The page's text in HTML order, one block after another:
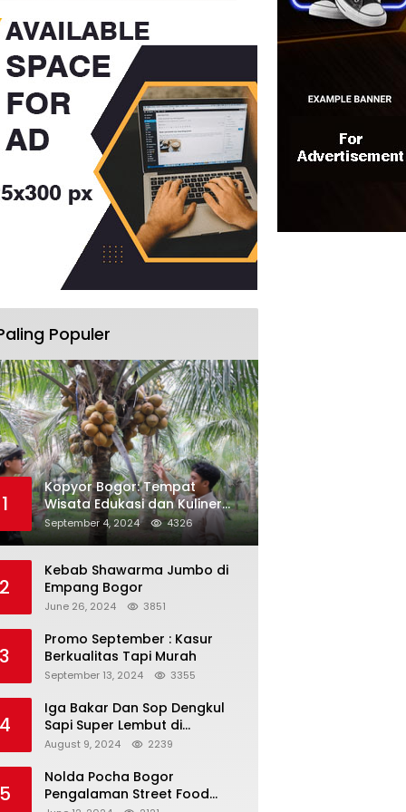
Populer
1
Kopyor Bogor: Tempat
Wisata Edukasi dan Kuliner
yang Menyegarkan
September 4, 2024 4326
2
Kebab Shawarma Jumbo di
Empang Bogor
June 26, 2024 3851
3
Promo September : Kasur
Berkualitas Tapi Murah
September 13, 2024 3355
4
Iga Bakar Dan Sop Dengkul
Sapi Super Lembut di
Dramaga
August 9, 2024 2239
5
Nolda Pocha Bogor
Pengalaman Street Food